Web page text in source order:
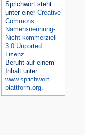
Sprichwortsteht
unter einer Creative
Commons
Namensnennung-
Nicht-kommerziell
3.0 Unported
Lizenz.
Beruht auf einem
Inhalt unter
www.sprichwort-
plattform.org.